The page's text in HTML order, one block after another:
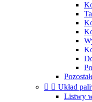
  Układ
Listwy